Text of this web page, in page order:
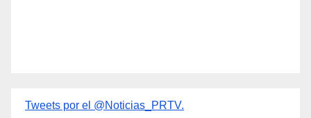
Tweets por el @Noticias_PRTV.